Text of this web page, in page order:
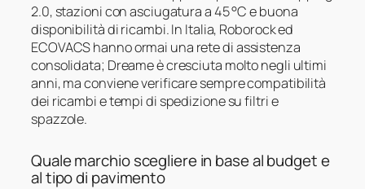
2.0, stazioni con asciugatura a 45 °C e buona
disponibilità di ricambi. In Italia, Roborock ed
ECOVACS hanno ormai una rete di assistenza
consolidata; Dreame è cresciuta molto negli ultimi
anni, ma conviene verificare sempre compatibilità
dei ricambi e tempi di spedizione su filtri e
spazzole.
Quale marchio scegliere in base al budget e
al tipo di pavimento